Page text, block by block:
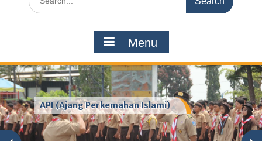
for:
Menu
API (Ajang Perkemahan Islami)